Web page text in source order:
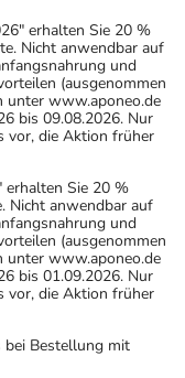
erhalten Sie 20 %
Nicht anwendbar auf
und
(ausgenommen
unter www.aponeo.de
bis 09.08.2026. Nur
vor, die Aktion früher
erhalten Sie 20 %
Nicht anwendbar auf
und
(ausgenommen
unter www.aponeo.de
bis 01.09.2026. Nur
vor, die Aktion früher
bei Bestellung mit